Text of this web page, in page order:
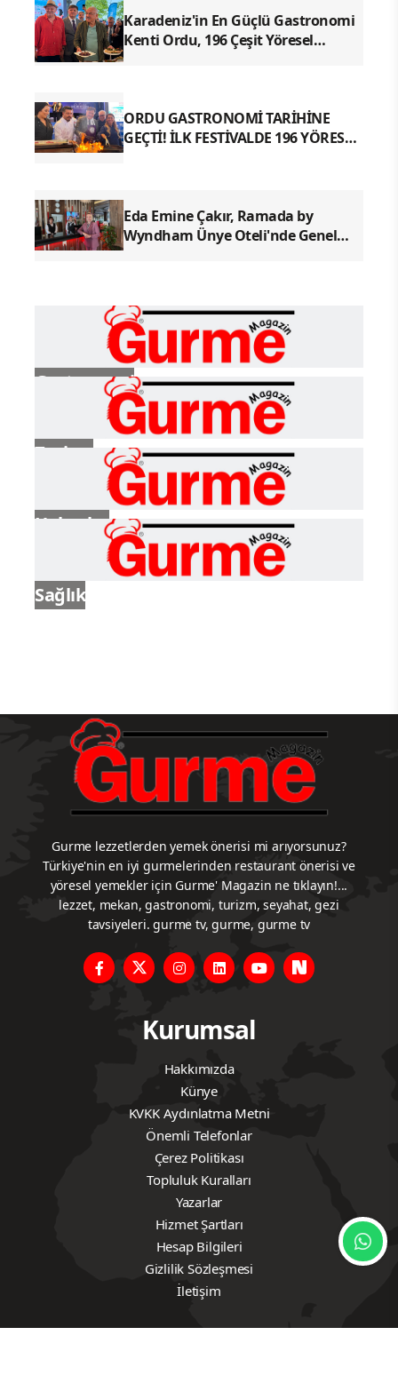
Karadeniz'in En Güçlü Gastronomi
Kenti Ordu, 196 Çeşit Yöresel
ORDU GASTRONOMİ TARİHİNE
GEÇTİ! İLK FESTİVALDE 196 YÖRESEL
Eda Emine Çakır, Ramada by
Wyndham Ünye Oteli'nde Genel
Gastronomi
Turizm
Haberler
Sağlık
Gurme lezzetlerden yemek önerisi mi arıyorsunuz?
Türkiye'nin en iyi gurmelerinden restaurant önerisi ve
yöresel yemekler için Gurme' Magazin ne tıklayın!...
lezzet, mekan, gastronomi, turizm, seyahat, gezi
tavsiyeleri. gurme tv, gurme, gurme tv
Kurumsal
Hakkımızda
Künye
KVKK Aydınlatma Metni
Önemli Telefonlar
Çerez Politikası
Topluluk Kuralları
Yazarlar
Hizmet Şartları
Hesap Bilgileri
Gizlilik Sözleşmesi
İletişim